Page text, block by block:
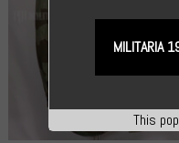
This
MILITARIA